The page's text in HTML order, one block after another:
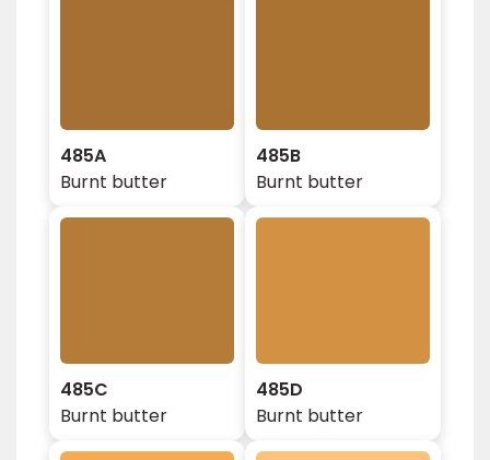
485A
Burnt butter
485B
Burnt butter
485C
Burnt butter
485D
Burnt butter